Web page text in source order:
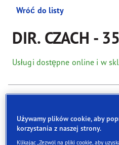
Wróć do listy
DIR. CZACH -
Usługi dostępne online i w
Używamy plików cookie, aby
korzystania z naszej strony.
Klikając „Zezwól na pliki cookie, aby